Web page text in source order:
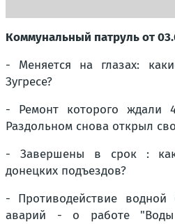
Коммунальный патруль от
- Меняется на глазах:
Зугресе?
- Ремонт которого ждали
Раздольном снова открыл
- Завершены в срок :
донецких подъездов?
- Противодействие водной
аварий - о работе